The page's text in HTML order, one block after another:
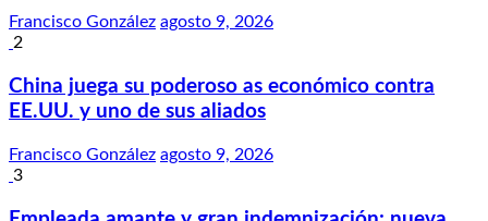
Francisco González agosto 9, 2026
2
China juega su poderoso as económico contra
EE.UU. y uno de sus aliados
Francisco González agosto 9, 2026
3